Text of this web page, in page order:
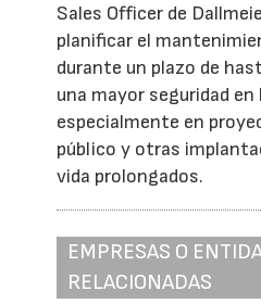
Sales Officer de
planificar el
durante un plazo de
una mayor seguridad
especialmente en
público y otras
vida prolongados.
EMPRESAS O
RELACIONADAS